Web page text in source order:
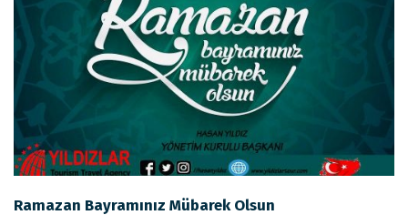
Ramazan Bayramınız Mübarek Olsun